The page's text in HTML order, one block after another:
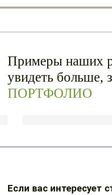
Примеры наших
увидеть больше,
ПОРТФОЛИО
Если вас интересует